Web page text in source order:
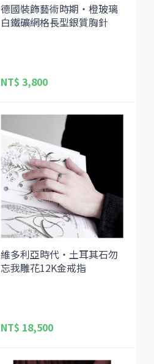
德國裝飾藝術時期・橙玻璃
白鐵礦網格長型銀質胸針
NT$ 3,800
維多利亞時代・土耳其石勿
忘我雕花12K金戒指
NT$ 18,500